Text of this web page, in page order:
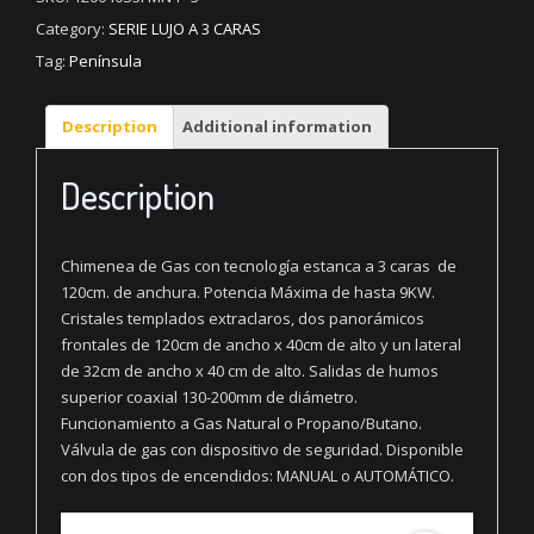
Península
quantity
Category: SERIE LUJO A 3 CARAS
Tag: Península
Description Additional information
Description
Chimenea de Gas con tecnología estanca a 3 caras de
120cm. de anchura. Potencia Máxima de hasta 9KW.
Cristales templados extraclaros, dos panorámicos
frontales de 120cm de ancho x 40cm de alto y un lateral
de 32cm de ancho x 40 cm de alto. Salidas de humos
superior coaxial 130-200mm de diámetro.
Funcionamiento a Gas Natural o Propano/Butano.
Válvula de gas con dispositivo de seguridad. Disponible
con dos tipos de encendidos: MANUAL o AUTOMÁTICO.